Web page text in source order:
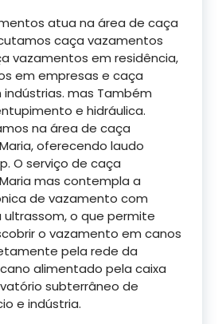
atua na área de caça
caça vazamentos
vazamentos em residência,
em empresas e caça
mas Também
e hidráulica.
na área de caça
oferecendo laudo
O serviço de caça
mas contempla a
de vazamento com
ultrassom, o que permite
o vazamento em canos
pela rede da
cano alimentado pela caixa
subterrâneo de
e indústria.